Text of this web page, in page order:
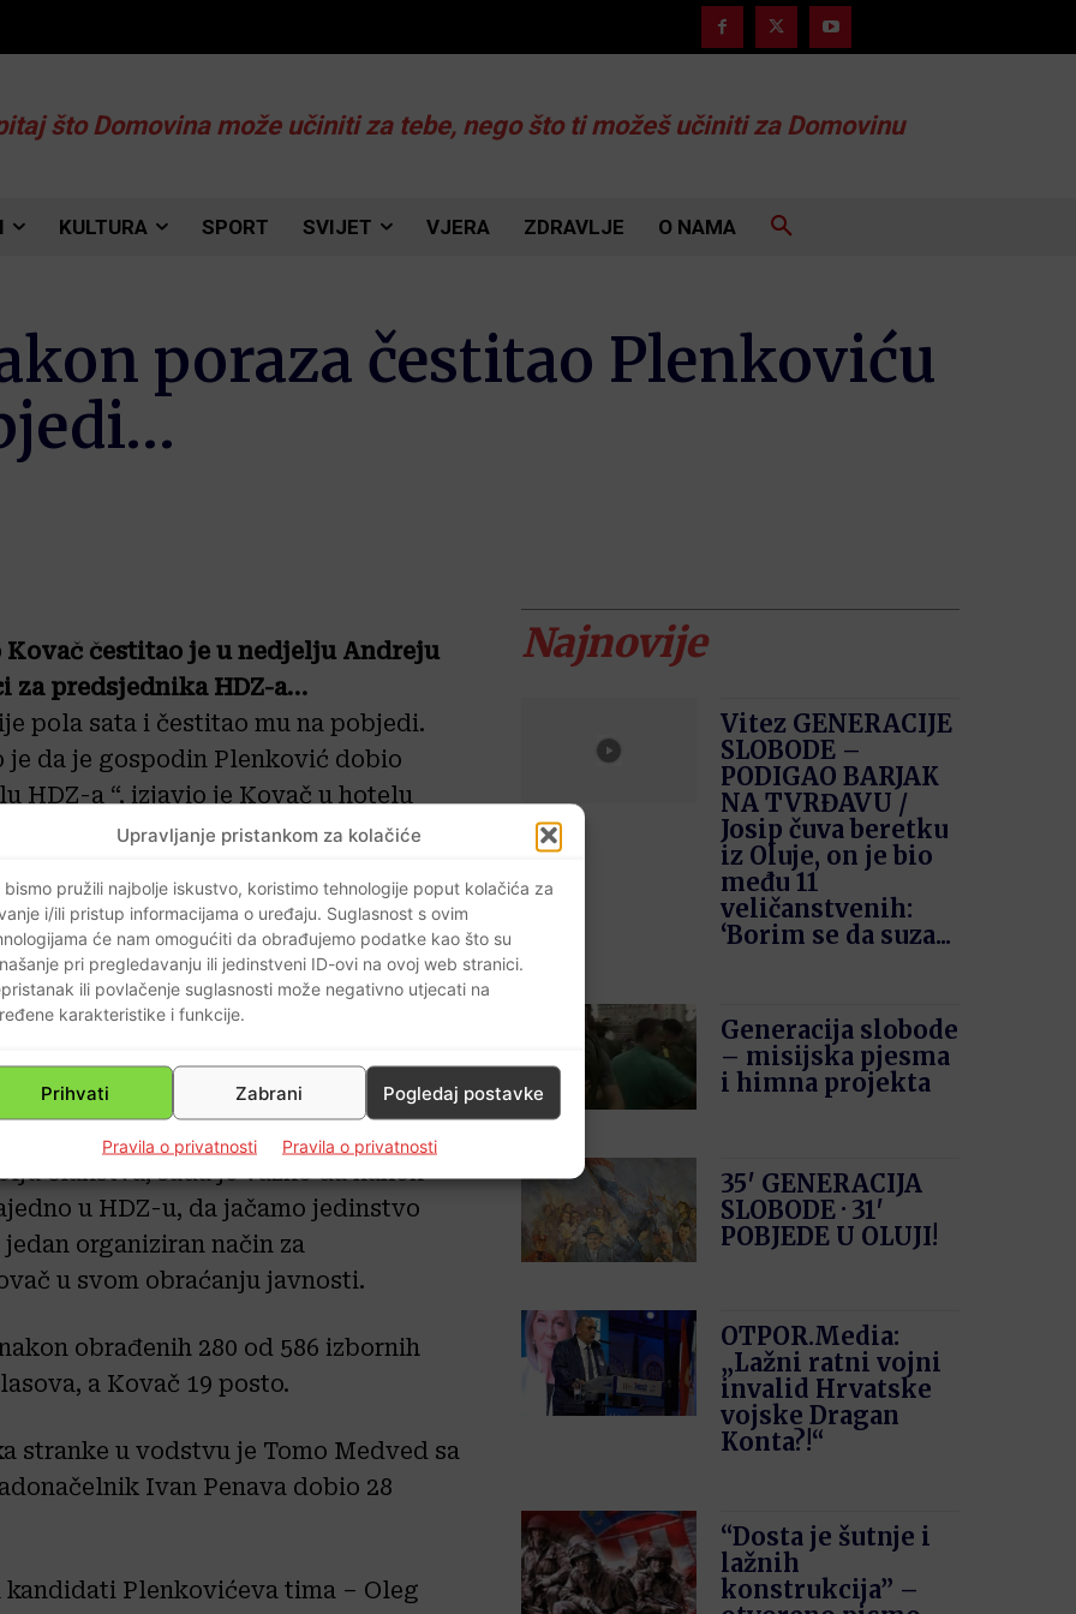
Upravljanje pristankom za kolačiće
bismo pružili najbolje iskustvo, koristimo tehnologije poput kolačića za
i/ili pristup informacijama o uređaju. Suglasnost s ovim
će nam omogućiti da obrađujemo podatke kao što su
pri pregledavanju ili jedinstveni ID-ovi na ovoj web stranici.
ili povlačenje suglasnosti može negativno utjecati na
karakteristike i funkcije.
Prihvati Zabrani Pogledaj postavke
Pravila o privatnosti Pravila o privatnosti
što Domovina može učiniti za tebe, nego što ti možeš učiniti za Domovinu
KULTURA SPORT SVIJET VJERA ZDRAVLJE O NAMA
poraza čestitao Plenkoviću
čestitao je u nedjelju Andreju
za predsjednika HDZ-a…
pola sata i čestitao mu na pobjedi.
da je gospodin Plenković dobio
HDZ-a “, izjavio je Kovač u hotelu
“Opcije za promjenu”.
obraćanju javnosti.
je da je gospodin Plenković dobio
izborna neuspjeha bili prisiljeni
pomoći HDZ-u.
članstva, sada je važno da nakon
u HDZ-u, da jačamo jedinstvo
organiziran način za
u svom obraćanju javnosti.
obrađenih 280 od 586 izbornih
a Kovač 19 posto.
stranke u vodstvu je Tomo Medved sa
Ivan Penava dobio 28
Plenkovićeva tima – Oleg
Najnovije
Vitez GENERACIJE
SLOBODE –
PODIGAO BARJAK
NA TVRĐAVU /
Josip čuva beretku
iz Oluje, on je bio
među 11
veličanstvenih:
‘Borim se da suza...
Generacija slobode
– misijska pjesma
i himna projekta
35′ GENERACIJA
SLOBODE · 31′
POBJEDE U OLUJI!
OTPOR.Media:
„Lažni ratni vojni
invalid Hrvatske
vojske Dragan
Konta?!“
“Dosta je šutnje i
lažnih
konstrukcija” –